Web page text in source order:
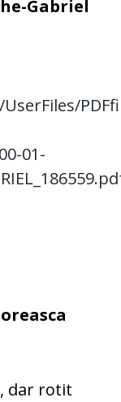
Gabriel
01-
dar rotit